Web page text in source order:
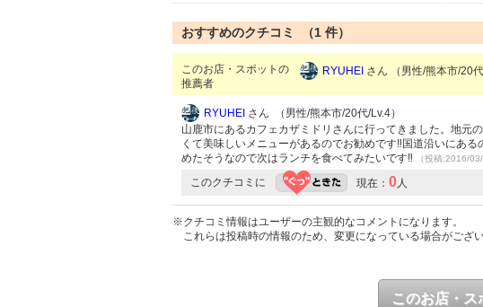
おすすめのクチコミ （1 件）
このお店・スポットの
推薦者
RYUHEI さん （男性/熊本市/20
RYUHEI さん （男性/熊本市/20代/Lv.4）
山鹿市にあるカフェカザミドリさんに行ってきました。地元
くて美味しいメニューがあるのでお勧めです‼︎国道沿いにあ
めたそうなので次はランチを食べてみたいです‼︎
（投稿:2016/
このクチコミに 現在： 0人
※クチコミ情報はユーザーの主観的なコメントになります。
これらは投稿時の情報のため、変更になっている場合がござ
このお店・ス